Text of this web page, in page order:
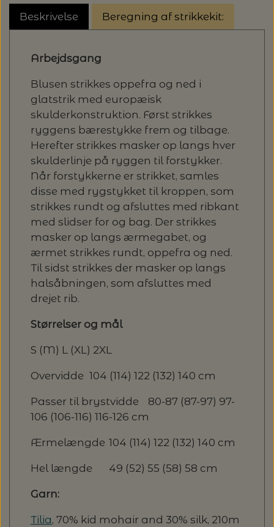
TRYKLÅSE
Beskrivelse Beregning af strikkekit:
Arbejdsgang
Blusen strikkes oppefra og ned i
glatstrik med europæisk
skulderkonstruktion. Først strikkes
ryggens bærestykke frem og tilbage.
Herefter strikkes masker op langs hver
skulderlinje på ryggen til forstykker.
Når forstykkerne er strikket, samles
disse med rygstykket til kroppen, som
strikkes rundt og afsluttes med ribkant
med slidser for og bag. Der strikkes
masker op langs ærmegabet, og
ærmet strikkes rundt, oppefra og ned.
Til sidst strikkes der masker op langs
halsåbningen, som afsluttes med
drejet rib.
Størrelser og mål
S (M) L (XL) 2XL
Overvidde 104 (114) 122 (132) 140 cm
Passer til brystvidde
80-87 (87-97) 97-
106 (106-116) 116-126 cm
Ærmelængde 104 (114) 122 (132) 140 cm
Hel længde 49 (52) 55 (58) 58 cm
Garn:
Tilia, 70% kid mohair and 30% silk, 210m